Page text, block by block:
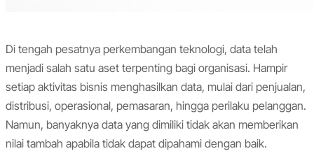
Di tengah pesatnya perkembangan teknologi, data telah
menjadi salah satu aset terpenting bagi organisasi. Hampir
setiap aktivitas bisnis menghasilkan data, mulai dari penjualan,
distribusi, operasional, pemasaran, hingga perilaku pelanggan.
Namun, banyaknya data yang dimiliki tidak akan memberikan
nilai tambah apabila tidak dapat dipahami dengan baik.